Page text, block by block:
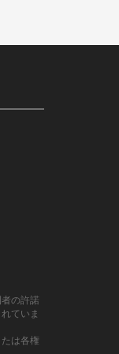
の許諾
ていま
は各権